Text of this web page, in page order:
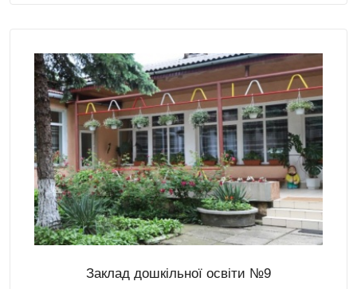
Заклад дошкільної освіти №9